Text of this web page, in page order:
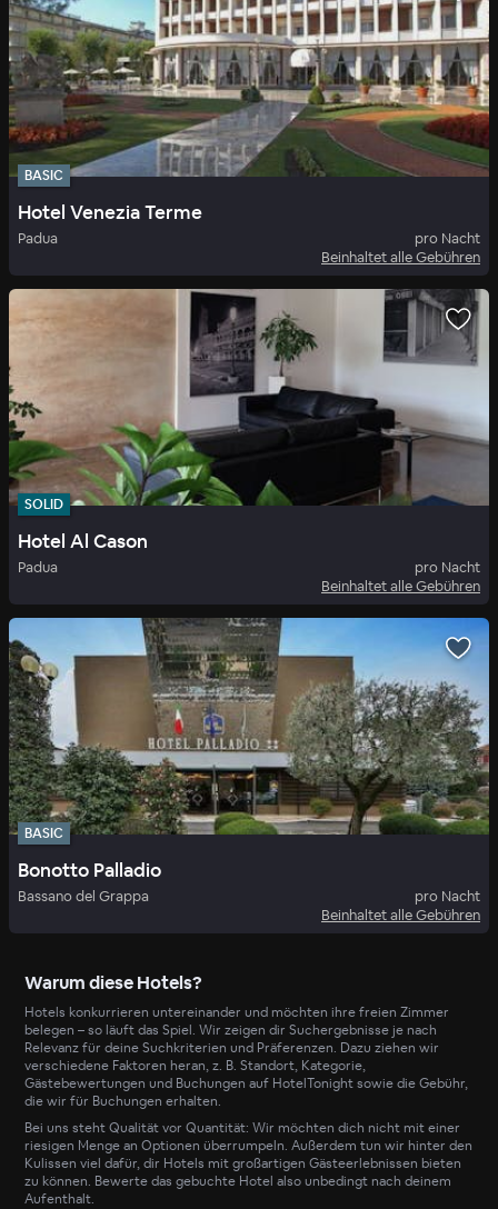
BASIC
Hotel Venezia Terme
Padua
pro Nacht
Beinhaltet alle Gebühren
SOLID
Hotel Al Cason
Padua
pro Nacht
Beinhaltet alle Gebühren
BASIC
Bonotto Palladio
Bassano del Grappa
pro Nacht
Beinhaltet alle Gebühren
Warum diese Hotels?
Hotels konkurrieren untereinander und möchten ihre freien Zimmer
belegen – so läuft das Spiel. Wir zeigen dir Suchergebnisse je nach
Relevanz für deine Suchkriterien und Präferenzen. Dazu ziehen wir
verschiedene Faktoren heran, z. B. Standort, Kategorie,
Gästebewertungen und Buchungen auf HotelTonight sowie die Gebühr,
die wir für Buchungen erhalten.
Bei uns steht Qualität vor Quantität: Wir möchten dich nicht mit einer
riesigen Menge an Optionen überrumpeln. Außerdem tun wir hinter den
Kulissen viel dafür, dir Hotels mit großartigen Gästeerlebnissen bieten
zu können. Bewerte das gebuchte Hotel also unbedingt nach deinem
Aufenthalt.